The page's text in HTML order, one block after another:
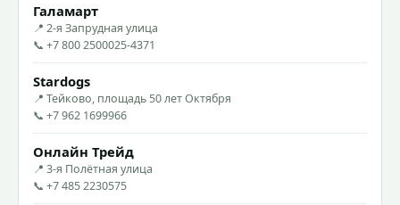
Галамарт
📍 2-я Запрудная улица
📞 +7 800 2500025-4371
Stardogs
📍 Тейково, площадь 50 лет Октября
📞 +7 962 1699966
Онлайн Трейд
📍 3-я Полётная улица
📞 +7 485 2230575